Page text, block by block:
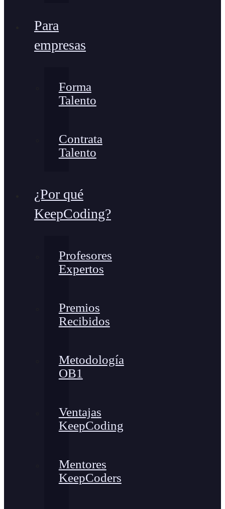
Para
empresas
Forma
Talento
Contrata
Talento
¿Por qué
KeepCoding?
Profesores
Expertos
Premios
Recibidos
Metodología
OB1
Ventajas
KeepCoding
Mentores
KeepCoders